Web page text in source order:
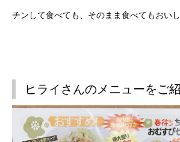
チンして食べても、そのまま食べてもおいし
ヒライさんのメニューをご紹